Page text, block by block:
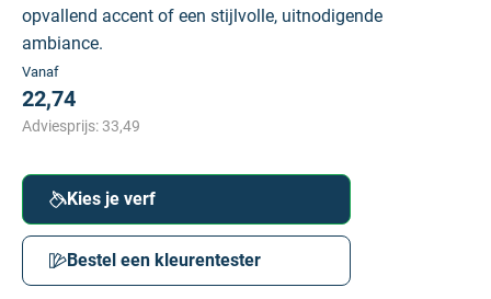
opvallend accent of een stijlvolle, uitnodigende
ambiance.
Vanaf
22,74
Adviesprijs:33,49
Kies je verf
Bestel een kleurentester